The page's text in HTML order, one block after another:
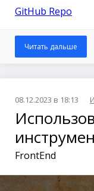
GitHub Repo
Читать дальше
08.12.2023 в 18:13
FrontEnd